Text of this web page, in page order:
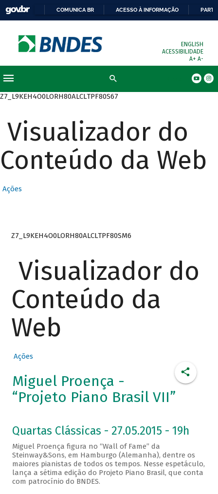
COMUNICA BR ACESSO À INFORMAÇÃO
ENGLISH
ACESSIBILIDADE
A+ A-
Z7_L9KEH4O0LORH80ALCLTPF80S67
Visualizador do
Conteúdo da Web
Ações
Z7_L9KEH4O0LORH80ALCLTPF80SM6
Visualizador do
Conteúdo da
Web
Ações
Miguel Proença -
“Projeto Piano Brasil VII”
Quartas Clássicas - 27.05.2015 - 19h
Miguel Proença figura no “Wall of Fame” da
Steinway&Sons, em Hamburgo (Alemanha), dentre os
maiores pianistas de todos os tempos. Nesse espetáculo,
lança a sétima edição do Projeto Piano Brasil, que conta
com patrocínio do BNDES.